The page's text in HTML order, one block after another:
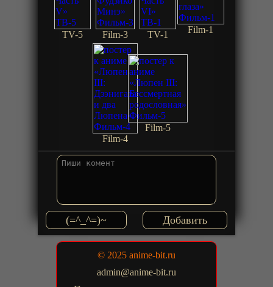
TV-5 Film-3 TV-1 Film-1
Film-4
Film-5
(=^_^=)~
© 2025 anime-bit.ru
admin@anime-bit.ru